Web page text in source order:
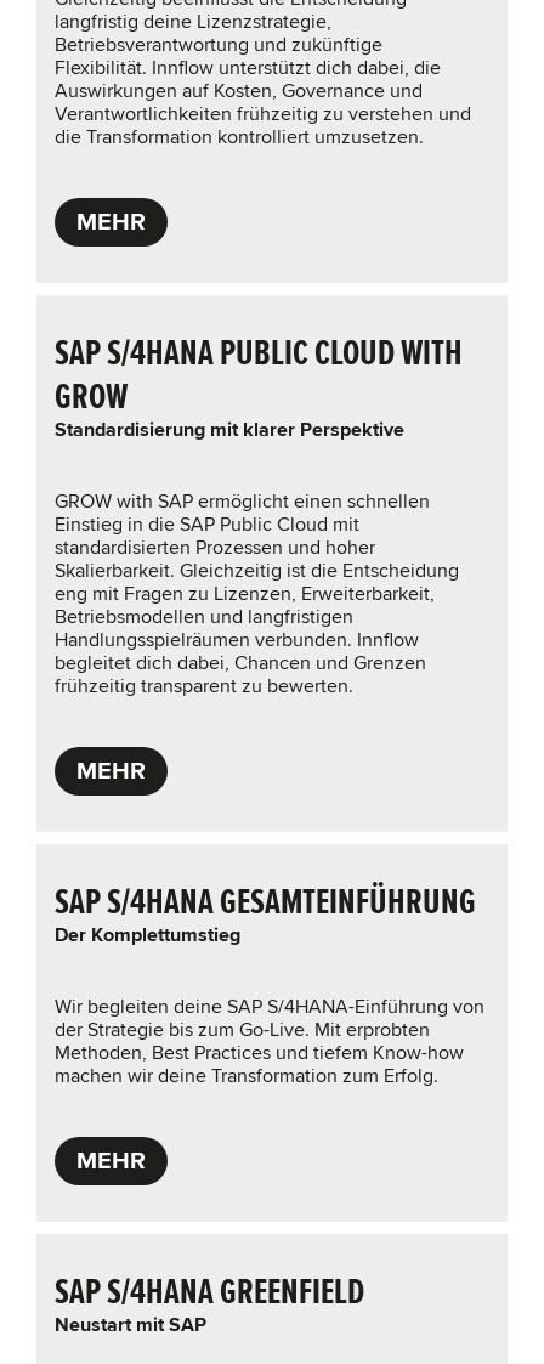
langfristig deine Lizenzstrategie,
Betriebsverantwortung und zukünftige
Flexibilität. Innflow unterstützt dich dabei, die
Auswirkungen auf Kosten, Governance und
Verantwortlichkeiten frühzeitig zu verstehen und
die Transformation kontrolliert umzusetzen.
MEHR
SAP S/4HANA PUBLIC CLOUD WITH
GROW
Standardisierung mit klarer Perspektive
GROW with SAP ermöglicht einen schnellen
Einstieg in die SAP Public Cloud mit
standardisierten Prozessen und hoher
Skalierbarkeit. Gleichzeitig ist die Entscheidung
eng mit Fragen zu Lizenzen, Erweiterbarkeit,
Betriebsmodellen und langfristigen
Handlungsspielräumen verbunden. Innflow
begleitet dich dabei, Chancen und Grenzen
frühzeitig transparent zu bewerten.
MEHR
SAP S/4HANA GESAMTEINFÜHRUNG
Der Komplettumstieg
Wir begleiten deine SAP S/4HANA-Einführung von
der Strategie bis zum Go-Live. Mit erprobten
Methoden, Best Practices und tiefem Know-how
machen wir deine Transformation zum Erfolg.
MEHR
SAP S/4HANA GREENFIELD
Neustart mit SAP